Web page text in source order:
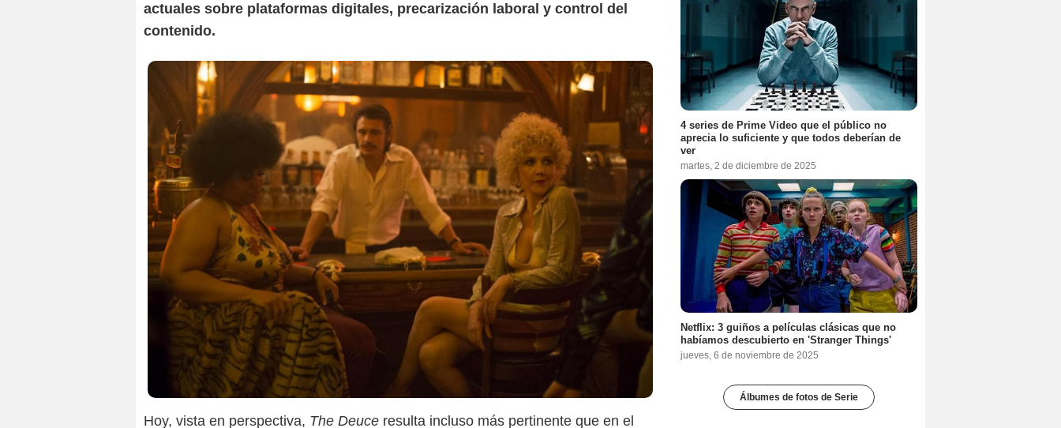
actuales sobre plataformas digitales, precarización laboral y control del
contenido.
Hoy, vista en perspectiva, The Deuce resulta incluso más pertinente que en el
4 series de Prime Video que el público no
aprecia lo suficiente y que todos deberían de
ver
martes, 2 de diciembre de 2025
Netflix: 3 guiños a películas clásicas que no
habíamos descubierto en 'Stranger Things'
jueves, 6 de noviembre de 2025
Álbumes de fotos de Serie